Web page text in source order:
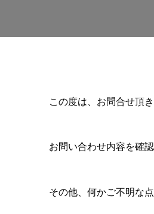
この度は、お問合せ頂
お問い合わせ内容を確
その他、何かご不明な